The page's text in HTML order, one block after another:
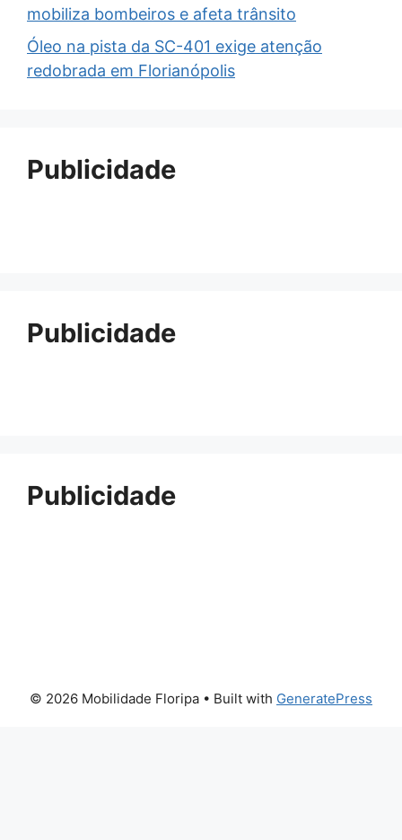
mobiliza bombeiros e afeta trânsito
Óleo na pista da SC-401 exige atenção
redobrada em Florianópolis
Publicidade
Publicidade
Publicidade
© 2026 Mobilidade Floripa • Built with GeneratePress